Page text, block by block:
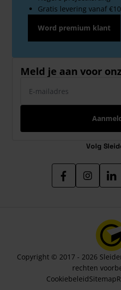
Gratis levering vanaf
Word premium klant
Meld je aan voor
Volg
Copyright © 2017 - 2026
rechten
CookiebeleidSitemap